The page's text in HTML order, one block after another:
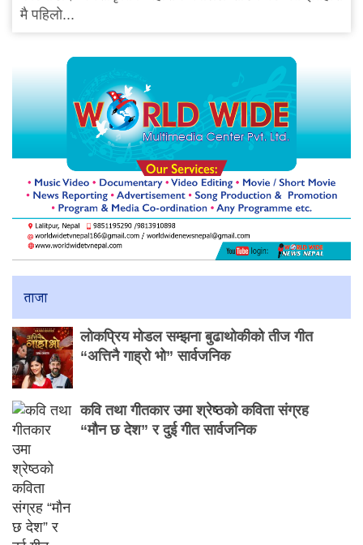
मै पहिलो...
ताजा
लोकप्रिय मोडल सम्झना बुढाथोकीको तीज गीत
“अत्तिनै गाह्रो भो” सार्वजनिक
कवि तथा गीतकार उमा श्रेष्ठको कविता संग्रह
“मौन छ देश” र दुई गीत सार्वजनिक